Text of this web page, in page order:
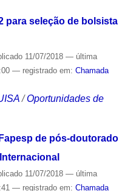
para seleção de bolsista
11/07/2018 — última
— registrado em: Chamada
/Oportunidades de
de pós-doutorado
11/07/2018 — última
— registrado em: Chamada